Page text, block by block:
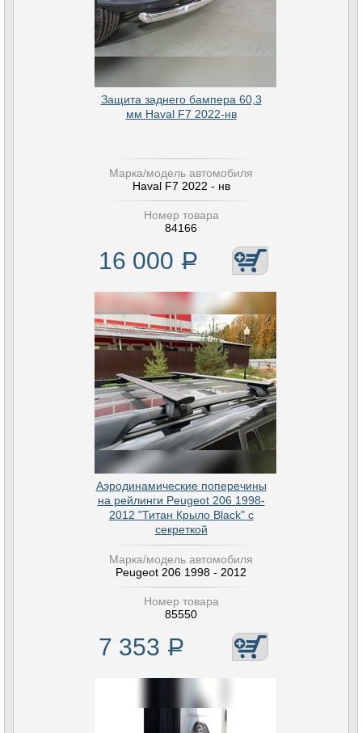
Защита заднего бампера 60,3
мм Haval F7 2022-нв
Марка/модель автомобиля
Haval F7 2022 - нв
Номер товара
84166
16 000 Р
Аэродинамические поперечины
на рейлинги Peugeot 206 1998-
2012 "Титан Крыло Black" с
секреткой
Марка/модель автомобиля
Peugeot 206 1998 - 2012
Номер товара
85550
7 353 Р